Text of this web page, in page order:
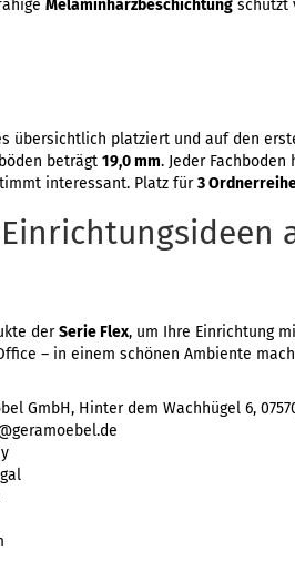
Melaminharzbeschichtung schützt
übersichtlich platziert und auf den
beträgt 19,0 mm. Jeder
interessant. Platz für3
derSerie Flex, um Ihre Einrichtung
– in einem schönen Ambiente
GmbH, Hinter dem Wachhügel 6,